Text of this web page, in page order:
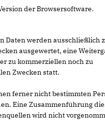
der Browsersoftware.
Daten werden ausschließlich
ausgewertet, eine
zu kommerziellen noch zu
Zwecken statt.
ferner nicht bestimmten
Eine Zusammenführung
wird nicht